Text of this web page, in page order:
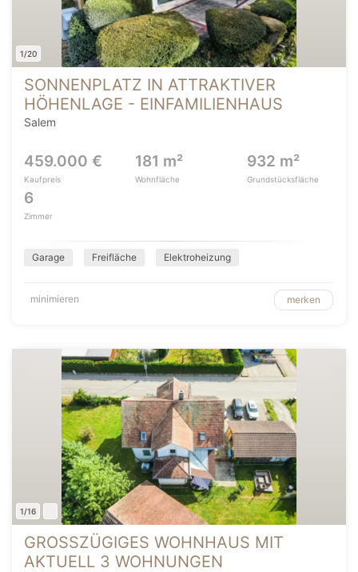
1/20
SONNENPLATZ IN ATTRAKTIVER
HÖHENLAGE - EINFAMILIENHAUS
Salem
459.000 €
Kaufpreis
181 m²
Wohnfläche
932 m²
Grundstücksfläche
6
Zimmer
Garage Freifläche Elektroheizung
minimieren merken
1/16
GROSSZÜGIGES WOHNHAUS MIT
AKTUELL 3 WOHNUNGEN